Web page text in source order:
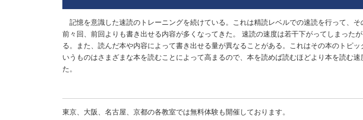
記憶を意識した速読のトレーニングを続けている。これは精読レベルでの速読を行って、そ
前々回、前回よりも書き出せる内容が多くなってきた。 速読の速度は若干下がってしまった
る。また、読んだ本や内容によって書き出せる量が異なることがある。これはその本のトピ
いうものはさまざまな本を読むことによって高まるので、本を読めば読むほどより本を読む
た。
東京、大阪、名古屋、京都の各教室では無料体験も開催しております。